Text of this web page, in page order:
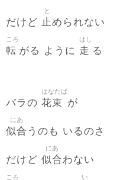
だけど 止
と
められない
転
ころ
がる ように 走
はし
る
バラの 花束
はなたば
が
似合
にあ
うのも いるのさ
だけど 似合
にあ
わない
ころ い